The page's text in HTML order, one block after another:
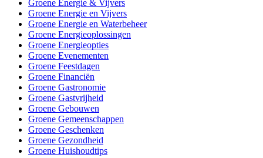
Groene Energie & Vijvers
Groene Energie en Vijvers
Groene Energie en Waterbeheer
Groene Energieoplossingen
Groene Energieopties
Groene Evenementen
Groene Feestdagen
Groene Financiën
Groene Gastronomie
Groene Gastvrijheid
Groene Gebouwen
Groene Gemeenschappen
Groene Geschenken
Groene Gezondheid
Groene Huishoudtips